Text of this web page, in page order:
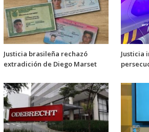
Justicia brasileña rechazó
extradición de Diego Marset
Justicia